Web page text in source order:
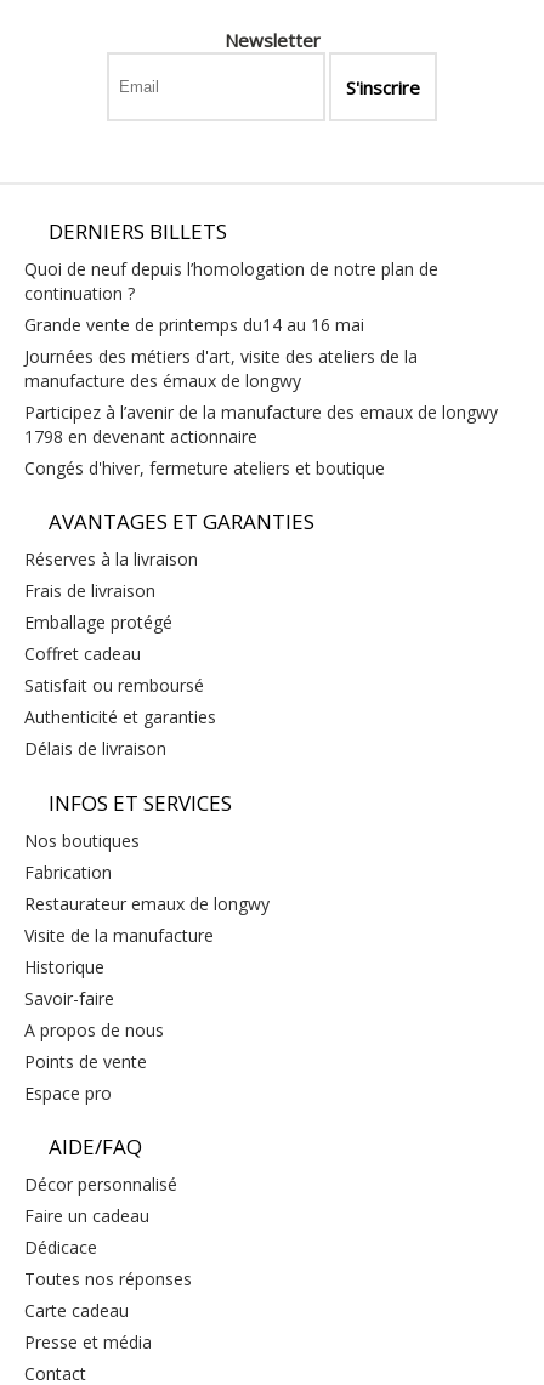
Newsletter
DERNIERS BILLETS
quoi de neuf depuis l’homologation de notre plan de
continuation ?
grande vente de printemps du14 au 16 mai
journées des métiers d'art, visite des ateliers de la
manufacture des émaux de longwy
participez à l’avenir de la manufacture des emaux de longwy
1798 en devenant actionnaire
congés d'hiver, fermeture ateliers et boutique
AVANTAGES ET GARANTIES
réserves à la livraison
frais de livraison
emballage protégé
coffret cadeau
satisfait ou remboursé
authenticité et garanties
délais de livraison
INFOS ET SERVICES
nos boutiques
fabrication
restaurateur emaux de longwy
visite de la manufacture
historique
savoir-faire
a propos de nous
points de vente
espace pro
AIDE/FAQ
décor personnalisé
faire un cadeau
dédicace
toutes nos réponses
carte cadeau
presse et média
contact